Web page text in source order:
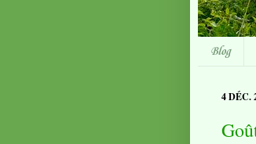
Blog
4 DÉC.